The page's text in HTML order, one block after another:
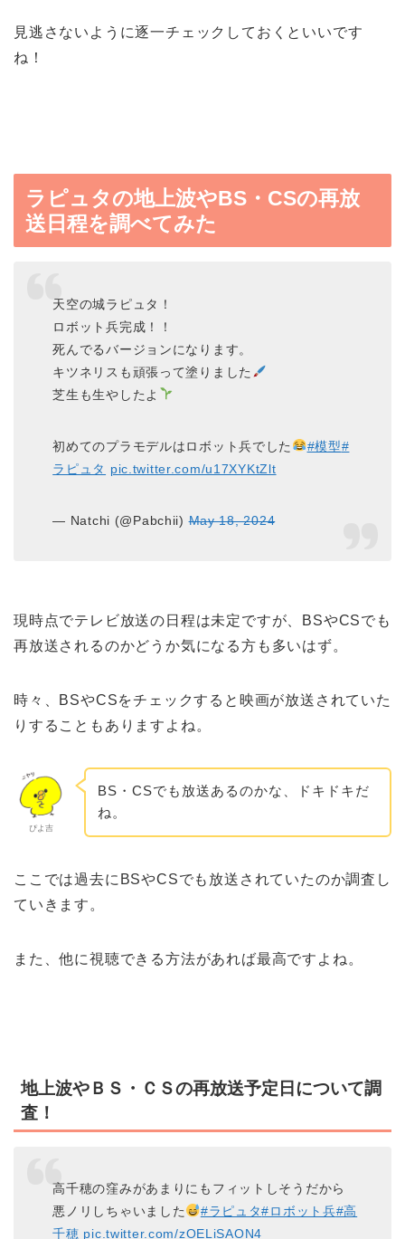
見逃さないように逐一チェックしておくといいです
ね！
ラピュタの地上波やBS・CSの再放
送日程を調べてみた
天空の城ラピュタ！
ロボット兵完成！！
死んでるバージョンになります。
キツネリスも頑張って塗りました
芝生も生やしたよ
初めてのプラモデルはロボット兵でした #模型#
ラピュタ pic.twitter.com/u17XYKtZlt
— Natchi (@Pabchii)May 18, 2024
現時点でテレビ放送の日程は未定ですが、BSやCSでも
再放送されるのかどうか気になる方も多いはず。
時々、BSやCSをチェックすると映画が放送されていた
りすることもありますよね。
ぴよ吉
BS・CSでも放送あるのかな、ドキドキだ
ね。
ここでは過去にBSやCSでも放送されていたのか調査し
ていきます。
また、他に視聴できる方法があれば最高ですよね。
地上波やＢＳ・ＣＳの再放送予定日について調
査！
高千穂の窪みがあまりにもフィットしそうだから
悪ノリしちゃいました
#ラピュタ#ロボット兵#高
千穂 pic.twitter.com/zOELiSAON4